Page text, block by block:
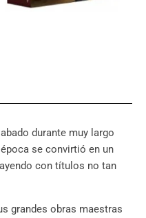
durante muy largo
se convirtió en un
con títulos no tan
grandes obras maestras